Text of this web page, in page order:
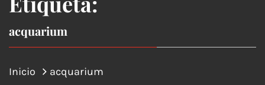
acquarium
Inicio acquarium